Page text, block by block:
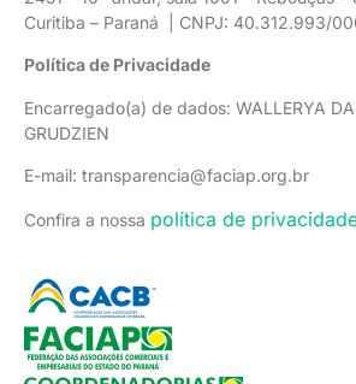
Curitiba – Paraná | CNPJ: 40.312.993/
Política de Privacidade
Encarregado(a) de dados: WALLERYA
GRUDZIEN
E-mail: transparencia@faciap.org.br
Confira a nossa política de